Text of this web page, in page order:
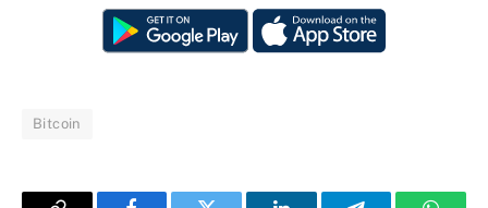
Bitcoin